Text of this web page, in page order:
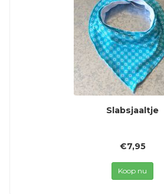
Slabsjaaltje
€7,95
Koop nu